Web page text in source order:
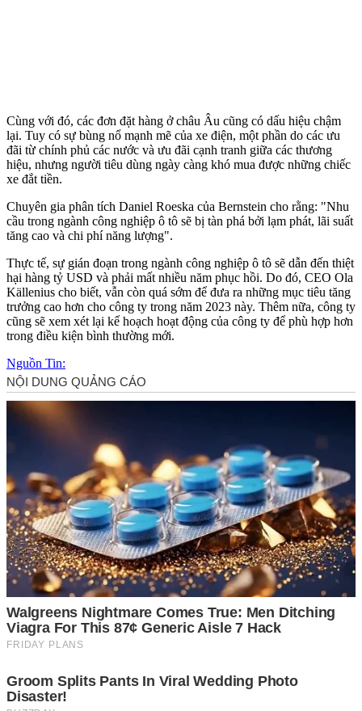
Cùng với đó, các đơn đặt hàng ở châu Âu cũng có dấu hiệu chậm
lại. Tuy có sự bùng nổ mạnh mẽ của xe điện, một phần do các ưu
đãi từ chính phủ các nước và ưu đãi cạnh tranh giữa các thương
hiệu, nhưng người tiêu dùng ngày càng khó mua được những chiếc
xe đắt tiền.
Chuyên gia phân tích Daniel Roeska của Bernstein cho rằng: "Nhu
cầu trong ngành công nghiệp ô tô sẽ bị tàn phá bởi lạm phát, lãi suất
tăng cao và chi phí năng lượng".
Thực tế, sự gián đoạn trong ngành công nghiệp ô tô sẽ dẫn đến thiệt
hại hàng tỷ USD và phải mất nhiều năm phục hồi. Do đó, CEO Ola
Källenius cho biết, vẫn còn quá sớm để đưa ra những mục tiêu tăng
trưởng cao hơn cho công ty trong năm 2023 này. Thêm nữa, công ty
cũng sẽ xem xét lại kế hoạch hoạt động của công ty để phù hợp hơn
trong điều kiện bình thường mới.
Nguồn Tin: